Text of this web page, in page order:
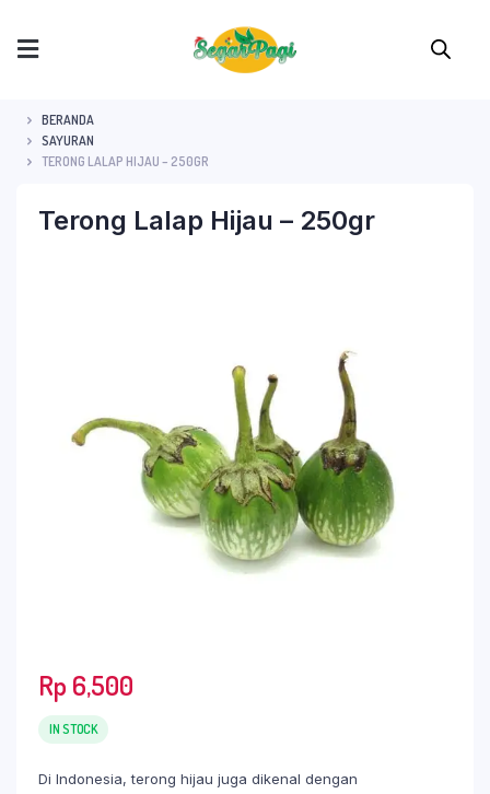
BERANDA
SAYURAN
TERONG LALAP HIJAU – 250GR
Terong Lalap Hijau – 250gr
Rp 6,500
IN STOCK
Di Indonesia, terong hijau juga dikenal dengan